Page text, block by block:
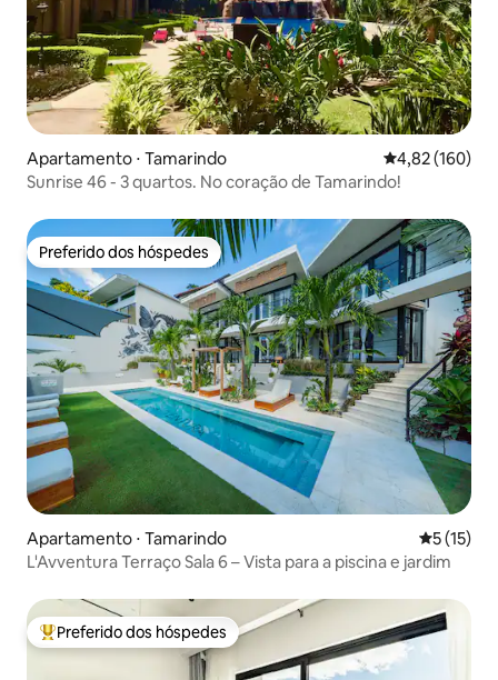
Apartamento ⋅ Tamarindo 4,82 de uma
4,82 (160)
Sunrise 46 - 3 quartos. No coração de Tamarindo!
Preferido dos hóspedes
Preferido dos hóspedes
Apartamento ⋅ Tamarindo 5 de uma
5 (15)
L'Avventura Terraço Sala 6 – Vista para a piscina e jardim
Entre os melhores preferidos dos hóspedes
Preferido dos hóspedes